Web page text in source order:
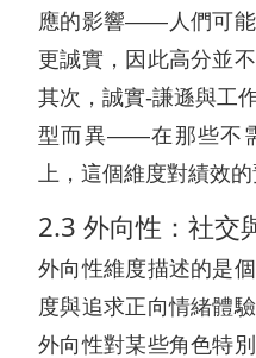
應的影響——人們可能
更誠實，因此高分並
其次，誠實-謙遜與工
型而異——在那些不
上，這個維度對績效
2.3 外向性：社交
外向性維度描述的是
度與追求正向情緒體
外向性對某些角色特